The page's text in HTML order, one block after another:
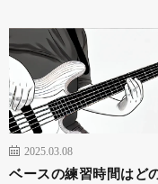
2025.03.08
ベースの練習時間はど